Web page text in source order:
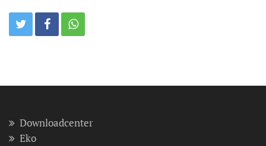
Downloadcenter
Eko